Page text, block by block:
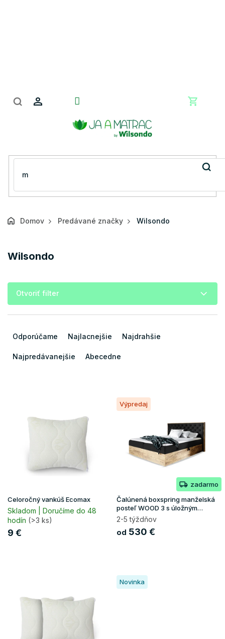
Domov Predávané značky Wilsondo
Wilsondo
Otvoriť filter
Odporúčame Najlacnejšie Najdrahšie
Najpredávanejšie Abecedne
u
k
t
o
Celoročný vankúš Ecomax
Skladom | Doručíme do 48
hodín (>3 ks)
9 €
Výpredaj
zadarmo
Čalúnená boxspring manželská
posteľ WOOD 3 s úložným
priestorom - čierna Kronos
2-5 týždňov
od 530 €
Novinka